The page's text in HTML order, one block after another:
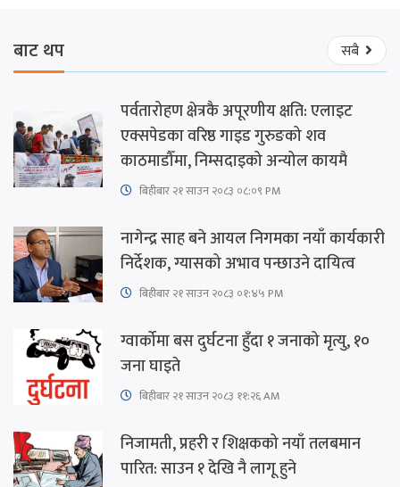
बाट थप सबै
पर्वतारोहण क्षेत्रकै अपूरणीय क्षति: एलाइट
एक्सपेडका वरिष्ठ गाइड गुरुङको शव
काठमाडौँमा, निम्सदाइको अन्योल कायमै
बिहीबार २१ साउन २०८३ ०८:०९ PM
नागेन्द्र साह बने आयल निगमका नयाँ कार्यकारी
निर्देशक, ग्यासको अभाव पन्छाउने दायित्व
बिहीबार २१ साउन २०८३ ०१:४५ PM
ग्वार्कोमा बस दुर्घटना हुँदा १ जनाको मृत्यु, १०
जना घाइते
बिहीबार २१ साउन २०८३ ११:२६ AM
निजामती, प्रहरी र शिक्षकको नयाँ तलबमान
पारित: साउन १ देखि नै लागू हुने